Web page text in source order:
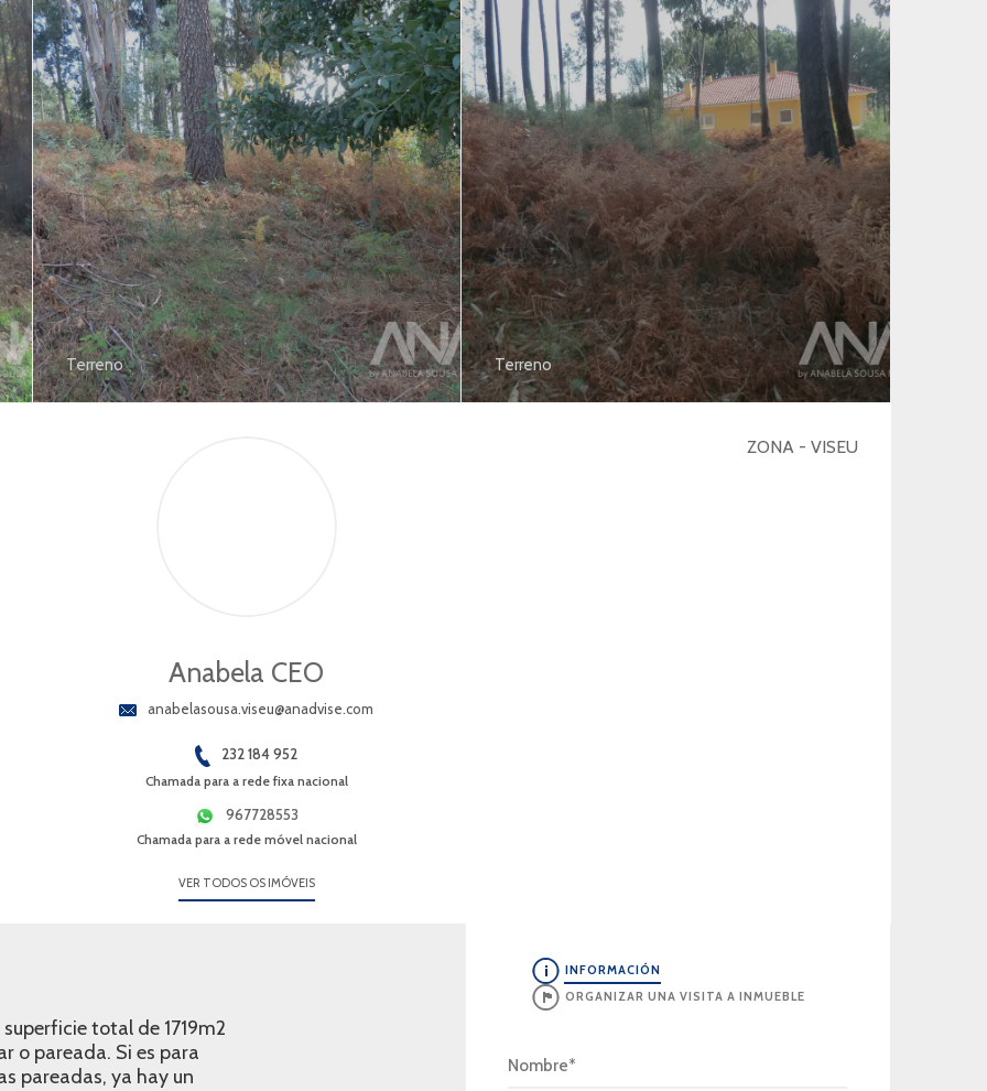
Terreno Terreno
ZONA - VISEU
Anabela CEO
anabelasousa.viseu@anadvise.com
232 184 952
Chamada para a rede fixa nacional
967728553
Chamada para a rede móvel nacional
VER TODOS OS IMÓVEIS
total de 1719m2
o pareada. Si es para
pareadas, ya hay un
INFORMACIÓN
ORGANIZAR UNA VISITA A INMUEBLE